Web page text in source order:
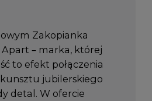
Zakopianka
Apart – marka, której
to efekt połączenia
kunsztu jubilerskiego
detal. W ofercie